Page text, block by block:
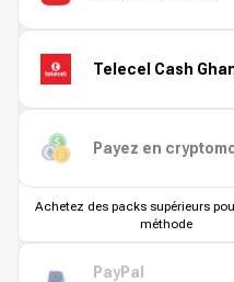
Telecel Cash
Payez en
Achetez des packs supérieurs
méthode
PayPal